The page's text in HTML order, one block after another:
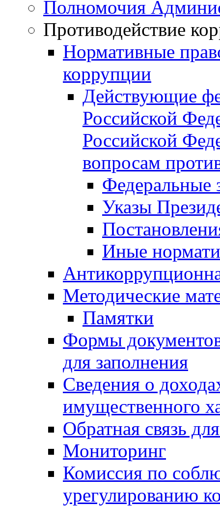
Полномочия
Противодействие
Нормативные
коррупции
Действующие
Российской
Российской
вопросам
Федеральные
Указы
Иные
Методические
Памятки
Формы
для заполнения
Сведения о
имущественного
Обратная связь
Мониторинг
Комиссия по
урегулированию